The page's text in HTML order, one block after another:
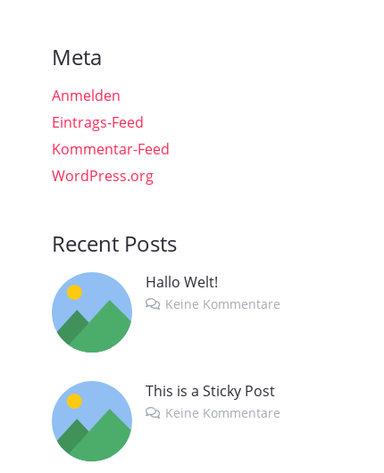
Meta
Anmelden
Eintrags-Feed
Kommentar-Feed
WordPress.org
Recent Posts
Hallo Welt!
Keine Kommentare
This is a Sticky Post
Keine Kommentare